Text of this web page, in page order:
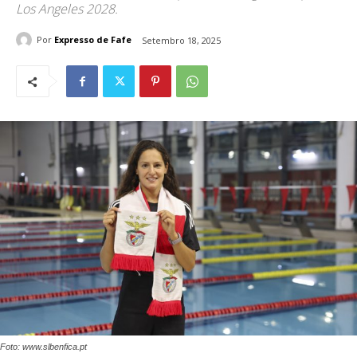
Los Angeles 2028.
Por Expresso de Fafe Setembro 18, 2025
Foto: www.slbenfica.pt